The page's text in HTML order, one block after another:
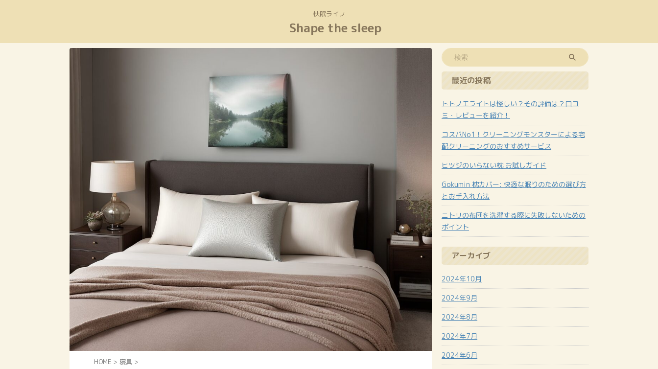
快眠ライフ
Shape the sleep
HOME > 寝具 >
最近の投稿
トトノエライトは怪しい？その評価は？口コ
ミ・レビューを紹介！
コスパNo1！クリーニングモンスターによる宅
配クリーニングのおすすめサービス
ヒツジのいらない枕 お試しガイド
Gokumin 枕カバー: 快適な眠りのための選び方
とお手入れ方法
ニトリの布団を洗濯する際に失敗しないための
ポイント
アーカイブ
2024年10月
2024年9月
2024年8月
2024年7月
2024年6月